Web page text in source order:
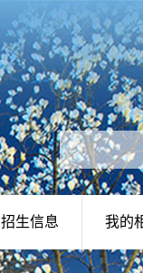
招生信息 我的